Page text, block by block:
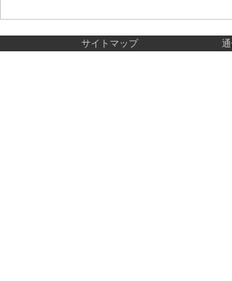
サイトマップ